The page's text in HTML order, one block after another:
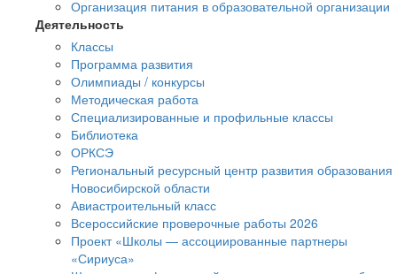
Организация питания в образовательной организации
Деятельность
Классы
Программа развития
Олимпиады / конкурсы
Методическая работа
Специализированные и профильные классы
Библиотека
ОРКСЭ
Региональный ресурсный центр развития образования
Новосибирской области
Авиастроительный класс
Всероссийские проверочные работы 2026
Проект «Школы — ассоциированные партнеры
«Сириуса»